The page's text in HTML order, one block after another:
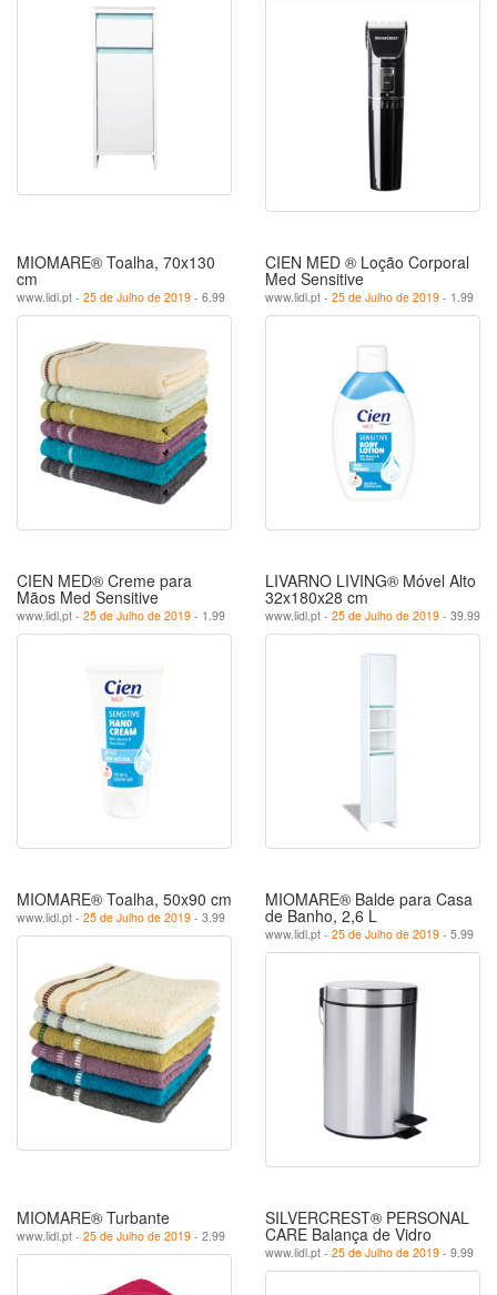
MIOMARE® Toalha, 70x130
cm
www.lidl.pt - 25 de Julho de 2019 - 6.99
CIEN MED ® Loção Corporal
Med Sensitive
www.lidl.pt - 25 de Julho de 2019 - 1.99
CIEN MED® Creme para
Mãos Med Sensitive
www.lidl.pt - 25 de Julho de 2019 - 1.99
LIVARNO LIVING® Móvel Alto
32x180x28 cm
www.lidl.pt - 25 de Julho de 2019 - 39.99
MIOMARE® Toalha, 50x90 cm
www.lidl.pt - 25 de Julho de 2019 - 3.99
MIOMARE® Balde para Casa
de Banho, 2,6 L
www.lidl.pt - 25 de Julho de 2019 - 5.99
MIOMARE® Turbante
www.lidl.pt - 25 de Julho de 2019 - 2.99
SILVERCREST® PERSONAL
CARE Balança de Vidro
www.lidl.pt - 25 de Julho de 2019 - 9.99